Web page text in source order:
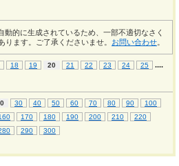
動的に生成されているため、一部不適切なさく
ります。ご了承くださいませ。 お問い合わせ
18 19 20 21 22 23 24 25 ....
30 40 50 60 70 80 90
100
170 180 190 200 210
220
290 300